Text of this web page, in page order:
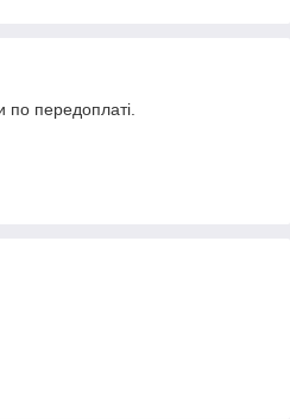
по передоплаті.